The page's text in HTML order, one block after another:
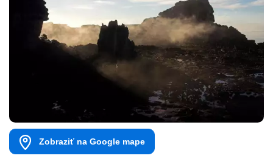
Zobraziť na Google mape